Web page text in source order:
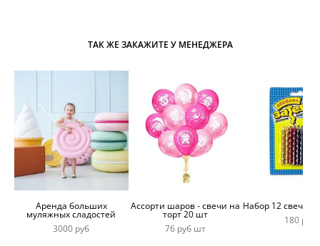
ТАК ЖЕ ЗАКАЖИТЕ У МЕНЕДЖЕРА
Аренда больших
муляжных сладостей
3000 руб
Ассорти шаров - свечи на
торт 20 шт
76 руб шт
Набор 12 свечей
180 руб